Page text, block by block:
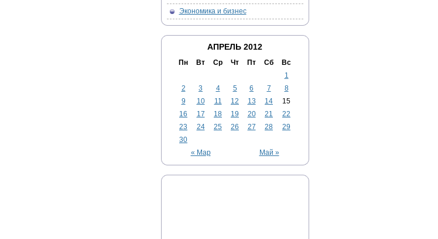
Экономика и бизнес
АПРЕЛЬ 2012
Пн Вт Ср Чт Пт Сб Вс
« Мар Май »
1
2
3 4 5 6 7
8
9
10 11 12 13 14
15
16
17 18 19 20 21
22
23
24 25 26 27 28
29
30